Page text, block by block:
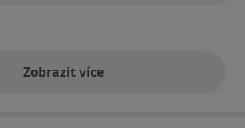
Zobrazit vícevýše uvedené názory